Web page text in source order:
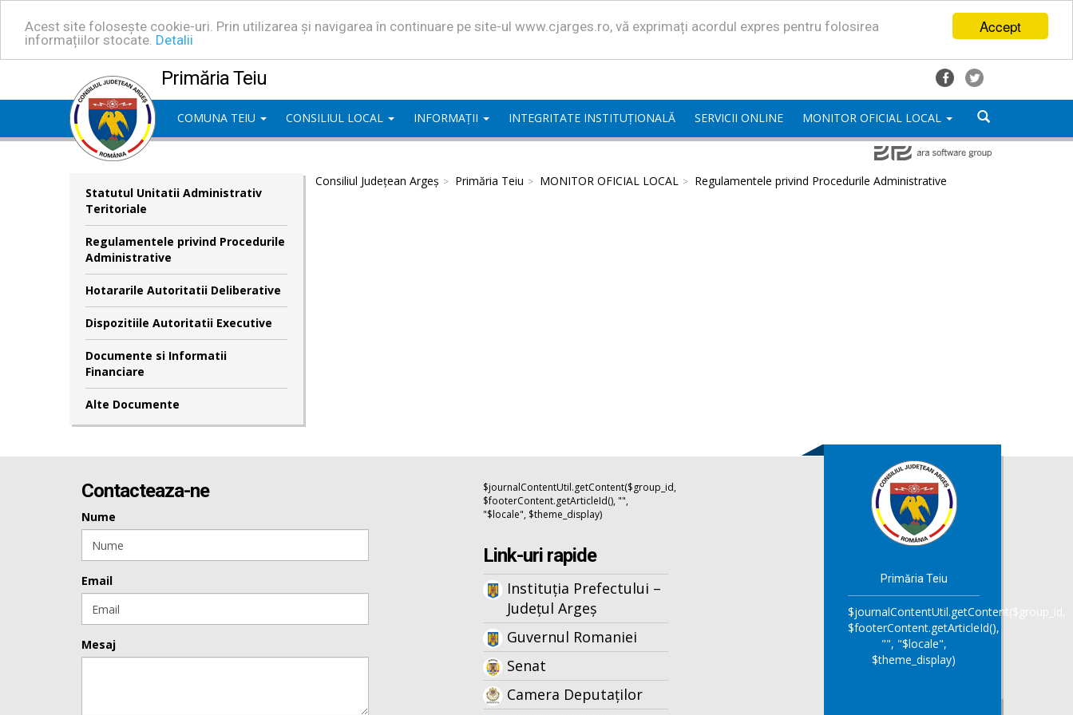
Accept
Acest site folosește cookie-uri. Prin utilizarea și navigarea în continuare pe site-ul www.cjarges.ro, vă exprimați acordul expres pentru folosirea
informațiilor stocate. Detalii
Primăria Teiu
COMUNA TEIU CONSILIUL LOCAL INFORMAȚII INTEGRITATE INSTITUȚIONALĂ SERVICII ONLINE MONITOR OFICIAL LOCAL
Statutul Unitatii Administrativ
Teritoriale
Regulamentele privind Procedurile
Administrative
Hotararile Autoritatii Deliberative
Dispozitiile Autoritatii Executive
Documente si Informatii
Financiare
Alte Documente
Consiliul Județean Argeș Primăria Teiu MONITOR OFICIAL LOCAL Regulamentele privind Procedurile Administrative
Contacteaza-ne
Nume
Email
Mesaj
$journalContentUtil.getContent($group_id,
$footerContent.getArticleId(), "",
"$locale", $theme_display)
Link-uri rapide
Instituția Prefectului –
Județul Argeș
Guvernul Romaniei
Senat
Camera Deputaților
Primăria Teiu
$journalContentUtil.getContent($group_id,
$footerContent.getArticleId(),
"", "$locale",
$theme_display)